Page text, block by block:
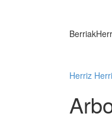
Berriak
Herriz